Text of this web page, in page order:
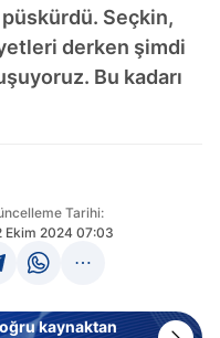
Seçkin,
derken şimdi
Bu kadarı
Tarihi:
Ekim 2024 07:03
kaynaktan